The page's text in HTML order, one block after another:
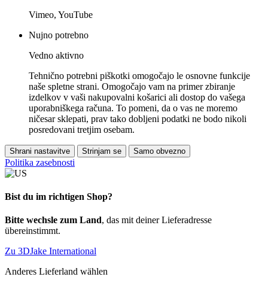
Vimeo, YouTube
Nujno potrebno
Vedno aktivno
Tehnično potrebni piškotki omogočajo le osnovne funkcije
naše spletne strani. Omogočajo vam na primer zbiranje
izdelkov v vaši nakupovalni košarici ali dostop do vašega
uporabniškega računa. To pomeni, da o vas ne moremo
ničesar sklepati, prav tako dobljeni podatki ne bodo nikoli
posredovani tretjim osebam.
Shrani nastavitve Strinjam se Samo obvezno
Politika zasebnosti
Bist du im richtigen Shop?
Bitte wechsle zum Land, das mit deiner Lieferadresse
übereinstimmt.
Zu 3DJake International
Anderes Lieferland wählen